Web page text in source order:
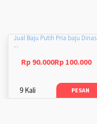
Jual Baju Putih Pria baju Dinas
...
Rp 90.000Rp 100.000
9 Kali PESAN